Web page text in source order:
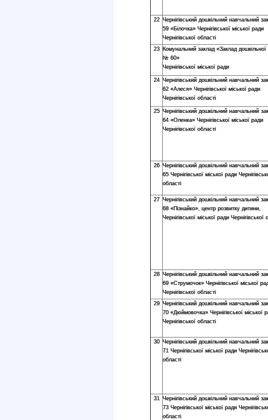
22 Чернігівський дошкільний навчальний
59 «Білочка» Чернігівської міської ради
Чернігівської області
23
Комунальний заклад «Заклад дошкільної
№ 60»
Чернігівської міської ради
24 Чернігівський дошкільний навчальний
62 «Алеся» Чернігівської міської ради
Чернігівської області
25 Чернігівський дошкільний навчальний
64 «Оленка» Чернігівської міської ради
Чернігівської області
26 Чернігівський дошкільний навчальний
65 Чернігівської міської ради
області
27 Чернігівський дошкільний навчальний
68 «Пізнайко», центр розвитку дитини,
Чернігівської міської ради Чернігівської
28 Чернігівський дошкільний навчальний
69 «Струмочок» Чернігівської міської
Чернігівської області
29 Чернігівський дошкільний навчальний
70 «Дюймовочка» Чернігівської міської
Чернігівської області
30 Чернігівський дошкільний навчальний
71 Чернігівської міської ради
області
31 Чернігівський дошкільний навчальний
73 Чернігівської міської ради
області